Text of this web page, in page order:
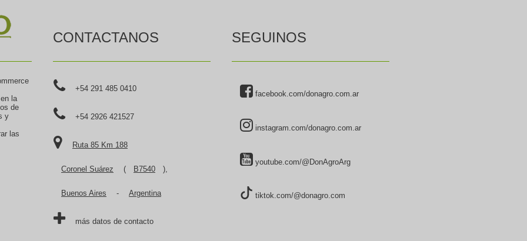
la
de
y
las
CONTACTANOS
+54 291 485 0410
+54 2926 421527
Ruta 85 Km 188
Coronel Suárez ( B7540 ),
Buenos Aires - Argentina
más datos de contacto
SEGUINOS
facebook.com/donagro.com.ar
instagram.com/donagro.com.ar
youtube.com/@DonAgroArg
tiktok.com/@donagro.com